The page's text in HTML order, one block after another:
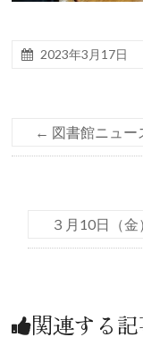
2023年3月17日
← 図書館ニュー
３月10日（
関連する